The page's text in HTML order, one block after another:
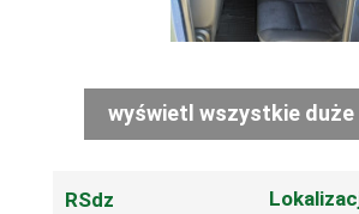
wyświetl wszystkie duże
RSdz